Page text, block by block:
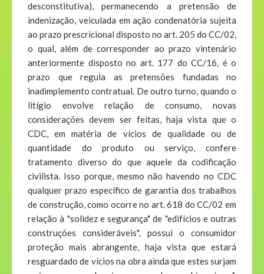
desconstitutiva), permanecendo a pretensão de
indenização, veiculada em ação condenatória sujeita
ao prazo prescricional disposto no art. 205 do CC/02,
o qual, além de corresponder ao prazo vintenário
anteriormente disposto no art. 177 do CC/16, é o
prazo que regula as pretensões fundadas no
inadimplemento contratual. De outro turno, quando o
litígio envolve relação de consumo, novas
considerações devem ser feitas, haja vista que o
CDC, em matéria de vícios de qualidade ou de
quantidade do produto ou serviço, confere
tratamento diverso do que aquele da codificação
civilista. Isso porque, mesmo não havendo no CDC
qualquer prazo específico de garantia dos trabalhos
de construção, como ocorre no art. 618 do CC/02 em
relação à "solidez e segurança" de "edifícios e outras
construções consideráveis", possui o consumidor
proteção mais abrangente, haja vista que estará
resguardado de vícios na obra ainda que estes surjam